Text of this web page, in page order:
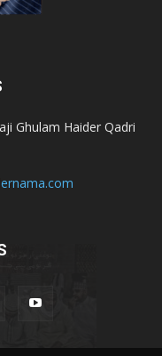
Ghulam Haider Qadri